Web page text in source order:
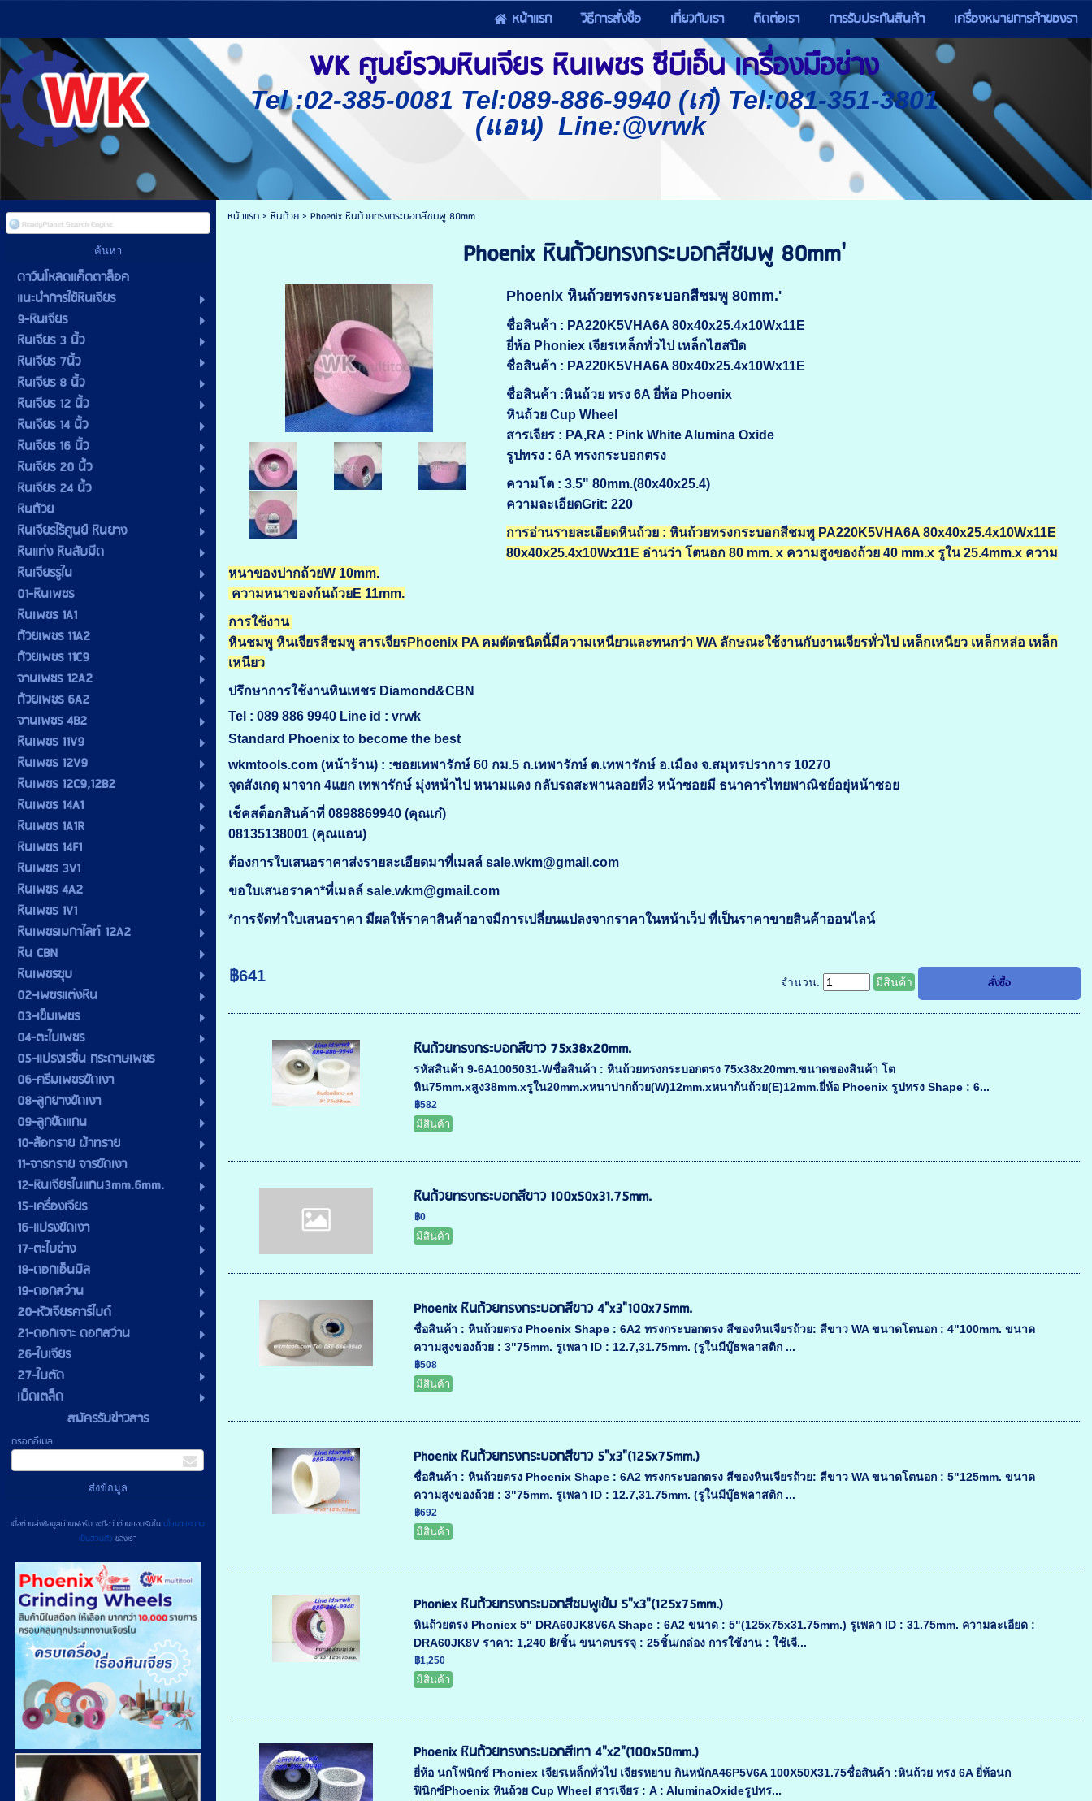
หน้าแรก วิธีการสั่งซื้อ เกี่ยวกับเรา ติดต่อเรา การรับประกันสินค้า เครื่องหมายการค้าของรา
WK ศูนย์รวมหินเจียร หินเพชร ซีบีเอ็น เครื่องมือช่าง
Tel :02-385-0081 Tel:089-886-9940 (เก๋) Tel:081-351-3801
(แอน) Line:@vrwk
ดาว์นโหลดแค็ตตาล็อค
แนะนำการใช้หินเจียร
9-หินเจียร
หินเจียร 3 นิ้ว
หินเจียร 7นิ้ว
หินเจียร 8 นิ้ว
หินเจียร 12 นิ้ว
หินเจียร 14 นิ้ว
หินเจียร 16 นิ้ว
หินเจียร 20 นิ้ว
หินเจียร 24 นิ้ว
หินถ้วย
หินเจียรไร้ศูนย์ หินยาง
หินแท่ง หินลับมีด
หินเจียรรูใน
01-หินเพชร
หินเพชร 1A1
ถ้วยเพชร 11A2
ถ้วยเพชร 11C9
จานเพชร 12A2
ถ้วยเพชร 6A2
จานเพชร 4B2
หินเพชร 11V9
หินเพชร 12V9
หินเพชร 12C9,12B2
หินเพชร 14A1
หินเพชร 1A1R
หินเพชร 14F1
หินเพชร 3V1
หินเพชร 4A2
หินเพชร 1V1
หินเพชรเมกาไลท์ 12A2
หิน CBN
หินเพชรชุบ
02-เพชรแต่งหิน
03-เข็มเพชร
04-ตะไบเพชร
05-แปรงเรซิ่น กระดาษเพชร
06-ครีมเพชรขัดเงา
08-ลูกยางขัดเงา
09-ลูกขัดแกน
10-ล้อทราย ผ้าทราย
11-จารทราย จารขัดเงา
12-หินเจียรไนแกน3mm.6mm.
15-เครื่องเจียร
16-แปรงขัดเงา
17-ตะไบช่าง
18-ดอกเอ็นมิล
19-ดอกสว่าน
20-หัวเจียรคาร์ไบด์
21-ดอกเจาะ ดอกสว่าน
26-ใบเจียร
27-ใบตัด
เบ็ดเตล็ด
สมัครรับข่าวสาร
กรอกอีเมล
เมื่อท่านส่งข้อมูลผ่านฟอร์ม จะถือว่าท่านยอมรับในนโยบายความ
เป็นส่วนตัวของเรา
หน้าแรก> หินถ้วย> Phoenix หินถ้วยทรงกระบอกสีชมพู 80mm
Phoenix หินถ้วยทรงกระบอกสีชมพู 80mm'
Phoenix หินถ้วยทรงกระบอกสีชมพู 80mm.'
ชื่อสินค้า : PA220K5VHA6A 80x40x25.4x10Wx11E
ยี่ห้อ Phoniex เจียรเหล็กทั่วไป เหล็กไฮสปีด
ชื่อสินค้า : PA220K5VHA6A 80x40x25.4x10Wx11E
ชื่อสินค้า :หินถ้วย ทรง 6A ยี่ห้อ Phoenix
หินถ้วย Cup Wheel
สารเจียร : PA,RA : Pink White Alumina Oxide
รูปทรง : 6A ทรงกระบอกตรง
ความโต : 3.5" 80mm.(80x40x25.4)
ความละเอียดGrit: 220
การอ่านรายละเอียดหินถ้วย : หินถ้วยทรงกระบอกสีชมพู PA220K5VHA6A 80x40x25.4x10Wx11E
80x40x25.4x10Wx11E อ่านว่า โตนอก 80 mm. x ความสูงของถ้วย 40 mm.x รูใน 25.4mm.x ความ
หนาของปากถ้วยW 10mm.
ความหนาของก้นถ้วยE 11mm.
การใช้งาน
หินชมพู หินเจียรสีชมพู สารเจียรPhoenix PA คมตัดชนิดนี้มีความเหนียวและทนกว่า WA ลักษณะใช้งานกับงานเจียรทั่วไป เหล็กเหนียว เหล็กหล่อ เหล็ก
เหนียว
ปรึกษาการใช้งานหินเพชร Diamond&CBN
Tel : 089 886 9940 Line id : vrwk
Standard Phoenix to become the best
wkmtools.com (หน้าร้าน) : :ซอยเทพารักษ์ 60 กม.5 ถ.เทพารักษ์ ต.เทพารักษ์ อ.เมือง จ.สมุทรปราการ 10270
จุดสังเกตุ มาจาก 4แยก เทพารักษ์ มุ่งหน้าไป หนามแดง กลับรถสะพานลอยที่3 หน้าซอยมี ธนาคารไทยพาณิชย์อยุ่หน้าซอย
เช็คสต็อกสินค้าที่ 0898869940 (คุณเก๋)
08135138001 (คุณแอน)
ต้องการใบเสนอราคาส่งรายละเอียดมาที่เมลล์ sale.wkm@gmail.com
ขอใบเสนอราคา*ที่เมลล์ sale.wkm@gmail.com
*การจัดทำใบเสนอราคา มีผลให้ราคาสินค้าอาจมีการเปลี่ยนแปลงจากราคาในหน้าเว็ป ที่เป็นราคาขายสินค้าออนไลน์
฿641 จำนวน: มีสินค้า
หินถ้วยทรงกระบอกสีขาว 75x38x20mm.
รหัสสินค้า 9-6A1005031-Wชื่อสินค้า : หินถ้วยทรงกระบอกตรง 75x38x20mm.ขนาดของสินค้า โต
หิน75mm.xสูง38mm.xรูใน20mm.xหนาปากถ้วย(W)12mm.xหนาก้นถ้วย(E)12mm.ยี่ห้อ Phoenix รูปทรง Shape : 6...
฿582
มีสินค้า
หินถ้วยทรงกระบอกสีขาว 100x50x31.75mm.
฿0
มีสินค้า
Phoenix หินถ้วยทรงกระบอกสีขาว 4"x3"100x75mm.
ชื่อสินค้า : หินถ้วยตรง Phoenix Shape : 6A2 ทรงกระบอกตรง สีของหินเจียรถ้วย: สีขาว WA ขนาดโตนอก : 4"100mm. ขนาด
ความสูงของถ้วย : 3"75mm. รูเพลา ID : 12.7,31.75mm. (รูในมีบู๊ธพลาสติก ...
฿508
มีสินค้า
Phoenix หินถ้วยทรงกระบอกสีขาว 5"x3"(125x75mm.)
ชื่อสินค้า : หินถ้วยตรง Phoenix Shape : 6A2 ทรงกระบอกตรง สีของหินเจียรถ้วย: สีขาว WA ขนาดโตนอก : 5"125mm. ขนาด
ความสูงของถ้วย : 3"75mm. รูเพลา ID : 12.7,31.75mm. (รูในมีบู๊ธพลาสติก ...
฿692
มีสินค้า
Phoniex หินถ้วยทรงกระบอกสีชมพูเข้ม 5"x3"(125x75mm.)
หินถ้วยตรง Phoniex 5" DRA60JK8V6A Shape : 6A2 ขนาด : 5"(125x75x31.75mm.) รูเพลา ID : 31.75mm. ความละเอียด :
DRA60JK8V ราคา: 1,240 ฿/ชิ้น ขนาดบรรจุ : 25ชิ้น/กล่อง การใช้งาน : ใช้เจี...
฿1,250
มีสินค้า
Phoenix หินถ้วยทรงกระบอกสีเทา 4"x2"(100x50mm.)
ยี่ห้อ นกโฟนิกซ์ Phoniex เจียรเหล็กทั่วไป เจียรหยาบ กินหนักA46P5V6A 100X50X31.75ชื่อสินค้า :หินถ้วย ทรง 6A ยี่ห้อนก
ฟินิกซ์Phoenix หินถ้วย Cup Wheel สารเจียร : A : AluminaOxideรูปทร...